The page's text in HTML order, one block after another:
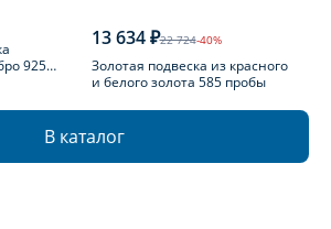
925
13 634 ₽22 724-40%
Золотая подвеска из красного
и белого золота 585 пробы
В каталог